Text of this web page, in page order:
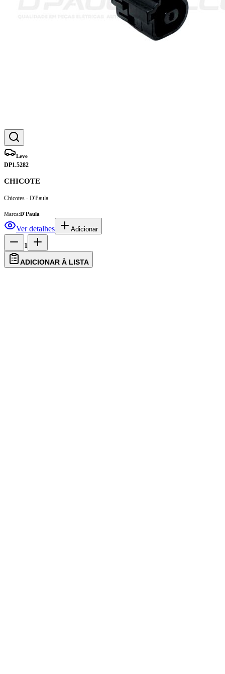
Leve
DP1.5282
CHICOTE
Chicotes - D'Paula
Marca:D'Paula
Ver detalhes Adicionar
1
ADICIONAR À LISTA